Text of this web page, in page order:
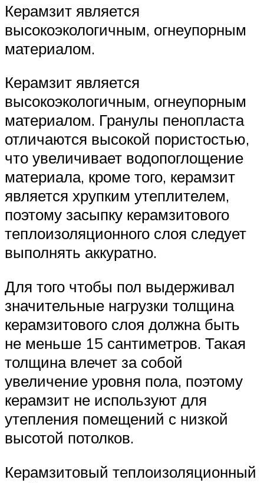
Керамзит является
высокоэкологичным, огнеупорным
материалом.
Керамзит является
высокоэкологичным, огнеупорным
материалом. Гранулы пенопласта
отличаются высокой пористостью,
что увеличивает водопоглощение
материала, кроме того, керамзит
является хрупким утеплителем,
поэтому засыпку керамзитового
теплоизоляционного слоя следует
выполнять аккуратно.
Для того чтобы пол выдерживал
значительные нагрузки толщина
керамзитового слоя должна быть
не меньше 15 сантиметров. Такая
толщина влечет за собой
увеличение уровня пола, поэтому
керамзит не используют для
утепления помещений с низкой
высотой потолков.
Керамзитовый теплоизоляционный